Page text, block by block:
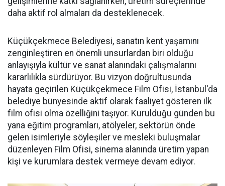
daha aktif rol almaları da desteklenecek.
Küçükçekmece Belediyesi, sanatın kent yaşamını
zenginleştiren en önemli unsurlardan biri olduğu
anlayışıyla kültür ve sanat alanındaki çalışmalarını
kararlılıkla sürdürüyor. Bu vizyon doğrultusunda
hayata geçirilen Küçükçekmece Film Ofisi, İstanbul'da
belediye bünyesinde aktif olarak faaliyet gösteren ilk
film ofisi olma özelliğini taşıyor. Kurulduğu günden bu
yana eğitim programları, atölyeler, sektörün önde
gelen isimleriyle söyleşiler ve mesleki buluşmalar
düzenleyen Film Ofisi, sinema alanında üretim yapan
kişi ve kurumlara destek vermeye devam ediyor.